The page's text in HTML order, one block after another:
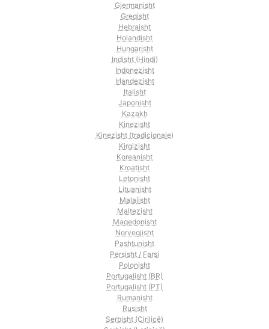
Gjermanisht
Greqisht
Hebraisht
Holandisht
Hungarisht
Indisht (Hindi)
Indonezisht
Irlandezisht
Italisht
Japonisht
Kazakh
Kinezisht
Kinezisht (tradicionale)
Kirgizisht
Koreanisht
Kroatisht
Letonisht
Lituanisht
Malajisht
Maltezisht
Maqedonisht
Norvegjisht
Pashtunisht
Persisht / Farsi
Polonisht
Portugalisht (BR)
Portugalisht (PT)
Rumanisht
Rusisht
Serbisht (Cirilicë)